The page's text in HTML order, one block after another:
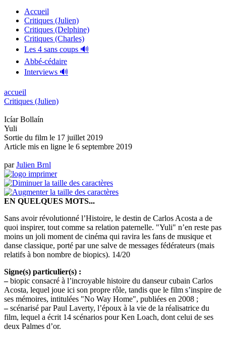
Accueil
Critiques (Julien)
Critiques (Delphine)
Critiques (Charles)
Les 4 sans coups 🔊
Abbé-cédaire
Interviews 🔊
accueil
Critiques (Julien)
Icíar Bollaín
Yuli
Sortie du film le 17 juillet 2019
Article mis en ligne le 6 septembre 2019
parJulien Brnl
EN QUELQUES MOTS...
Sans avoir révolutionné l’Histoire, le destin de Carlos Acosta a de
quoi inspirer, tout comme sa relation paternelle. "Yuli" n’en reste pas
moins un joli moment de cinéma qui ravira les fans de musique et
danse classique, porté par une salve de messages fédérateurs (mais
relatifs à bon nombre de biopics). 14/20
Signe(s) particulier(s) :
–biopic consacré à l’incroyable histoire du danseur cubain Carlos
Acosta, lequel joue ici son propre rôle, tandis que le film s’inspire de
ses mémoires, intitulées "No Way Home", publiées en 2008 ;
–scénarisé par Paul Laverty, l’époux à la vie de la réalisatrice du
film, lequel a écrit 14 scénarios pour Ken Loach, dont celui de ses
deux Palmes d’or.